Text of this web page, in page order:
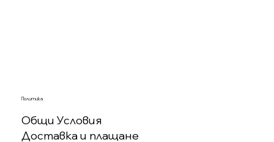
Политика
Общи Условия
Доставка и плащане